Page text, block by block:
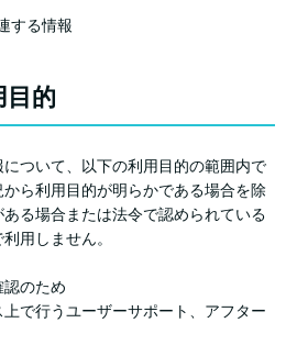
する情報
的
ついて、以下の利用目的の範囲内で
ら利用目的が明らかである場合を除
る場合または法令で認められている
用しません。
のため
で行うユーザーサポート、アフター